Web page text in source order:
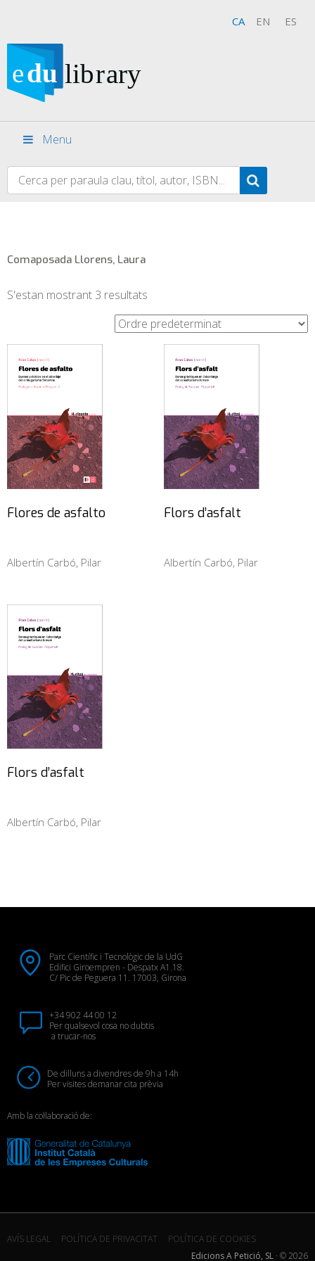
CA EN ES
Menu
Comaposada Llorens, Laura
S'estan mostrant 3 resultats
Flores de asfalto
Albertín Carbó, Pilar
Flors d’asfalt
Albertín Carbó, Pilar
Flors d’asfalt
Albertín Carbó, Pilar
Parc Científic i Tecnològic de la UdG
Edifici Giroempren - Despatx A1.18.
C/ Pic de Peguera 11. 17003, Girona
+34 902 44 00 12
Per qualsevol cosa no dubtis
a trucar-nos
De dilluns a divendres de 9h a 14h
Per visites demanar cita prèvia
Amb la col·laboració de:
AVÍS LEGAL POLÍTICA DE PRIVACITAT
POLÍTICA DE COOKIES
Edicions A Petició, SL · ©2026